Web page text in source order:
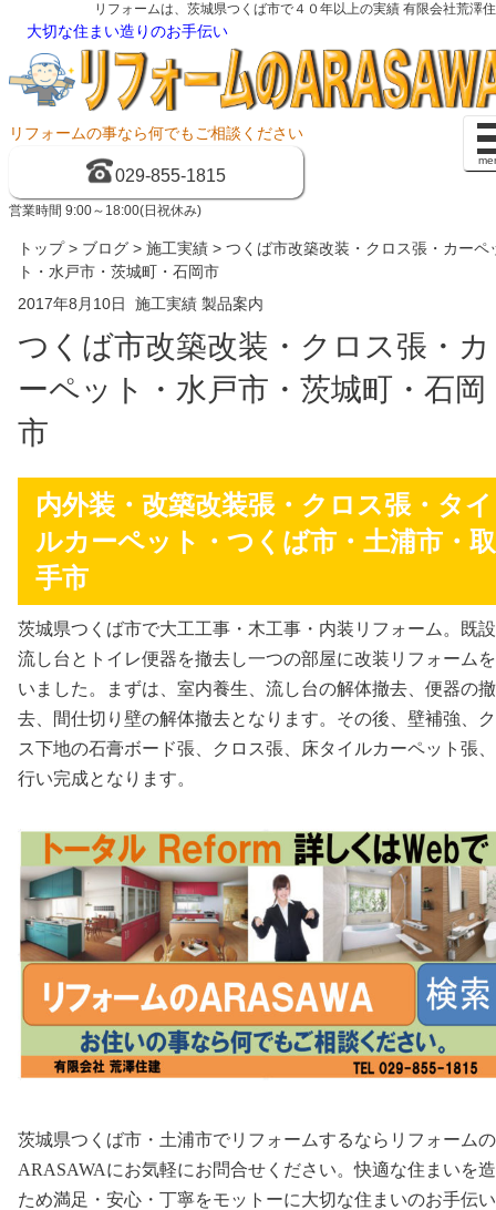
リフォームは、茨城県つくば市で４０年以上の実績 有限会社荒澤
大切な住まい造りのお手伝い
リフォームの事なら何でもご相談ください
029-855-1815
営業時間 9:00～18:00(日祝休み)
トップ> ブログ > 施工実績 > つくば市改築改装・クロス張・カーペ
ト・水戸市・茨城町・石岡市
2017年8月10日 施工実績 製品案内
つくば市改築改装・クロス張・カ
ーペット・水戸市・茨城町・石岡
市
内外装・改築改装張・クロス張・タイ
ルカーペット・つくば市・土浦市・取
手市
茨城県つくば市で大工工事・木工事・内装リフォーム。既
流し台とトイレ便器を撤去し一つの部屋に改装リフォーム
いました。まずは、室内養生、流し台の解体撤去、便器の撤
去、間仕切り壁の解体撤去となります。その後、壁補強、
ス下地の石膏ボード張、クロス張、床タイルカーペット張
行い完成となります。
茨城県つくば市・土浦市でリフォームするならリフォームの
ARASAWAにお気軽にお問合せください。快適な住まいを
ため満足・安心・丁寧をモットーに大切な住まいのお手伝